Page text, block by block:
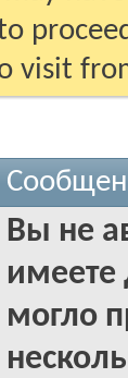
visit
Вы не
имеете
могло